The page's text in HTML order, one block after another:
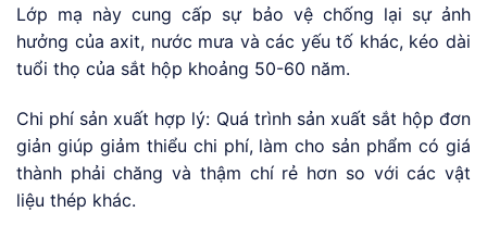
Lớp mạ này cung cấp sự bảo vệ chống lại sự ảnh
hưởng của axit, nước mưa và các yếu tố khác, kéo dài
tuổi thọ của sắt hộp khoảng 50-60 năm.
Chi phí sản xuất hợp lý: Quá trình sản xuất sắt hộp đơn
giản giúp giảm thiểu chi phí, làm cho sản phẩm có giá
thành phải chăng và thậm chí rẻ hơn so với các vật
liệu thép khác.